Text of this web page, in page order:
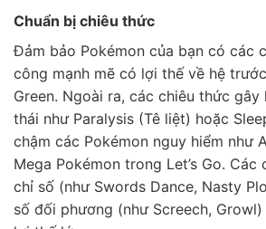
Chuẩn bị chiêu thức
Đảm bảo Pokémon của bạn có các
công mạnh mẽ có lợi thế về hệ
Green. Ngoài ra, các chiêu thức gây
thái như Paralysis (Tê liệt) hoặc
chậm các Pokémon nguy hiểm như
Mega Pokémon trong Let’s Go. Các
chỉ số (như Swords Dance, Nasty
số đối phương (như Screech,